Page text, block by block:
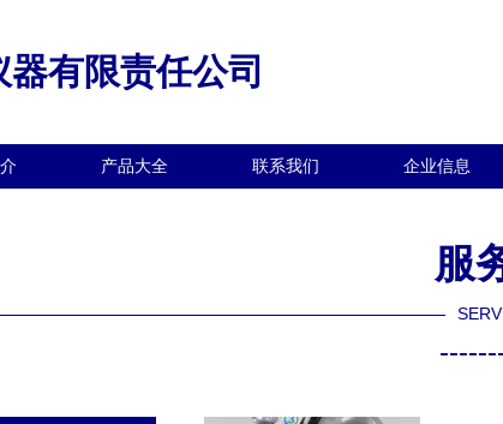
有限责任公司
产品大全 联系我们 企业信息
服